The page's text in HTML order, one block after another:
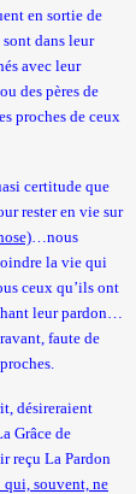
en sortie de
dans leur
avec leur
des pères de
proches de ceux
certitude que
rester en vie sur
…nous
la vie qui
ceux qu’ils ont
leur pardon…
faute de
désireraient
Grâce de
reçu La Pardon
souvent, ne